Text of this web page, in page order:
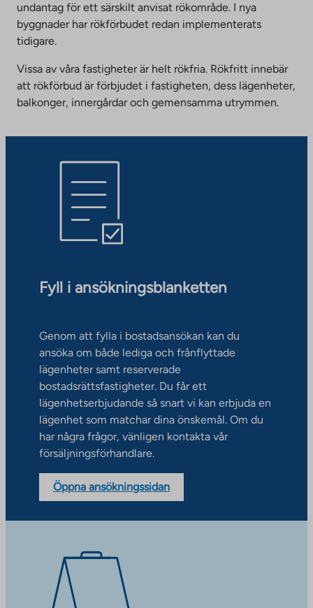
undantag för ett särskilt anvisat rökområde. I nya
byggnader har rökförbudet redan implementerats
tidigare.
Vissa av våra fastigheter är helt rökfria. Rökfritt innebär
att rökförbud är förbjudet i fastigheten, dess lägenheter,
balkonger, innergårdar och gemensamma utrymmen.
Fyll i ansökningsblanketten
Genom att fylla i bostadsansökan kan du
ansöka om både lediga och frånflyttade
lägenheter samt reserverade
bostadsrättsfastigheter. Du får ett
lägenhetserbjudande så snart vi kan erbjuda en
lägenhet som matchar dina önskemål. Om du
har några frågor, vänligen kontakta vår
försäljningsförhandlare.
Öppna ansökningssidan